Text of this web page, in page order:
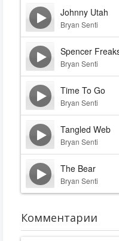
Johnny Utah
Bryan Senti
Spencer
Bryan Senti
Time To Go
Bryan Senti
Tangled Web
Bryan Senti
The Bear
Bryan Senti
Комментарии